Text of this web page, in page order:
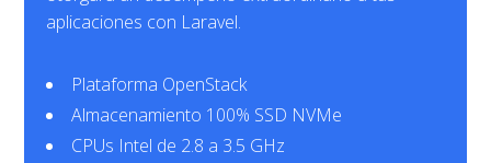
aplicaciones con Laravel.
Plataforma OpenStack
Almacenamiento 100% SSD NVMe
CPUs Intel de 2.8 a 3.5 GHz